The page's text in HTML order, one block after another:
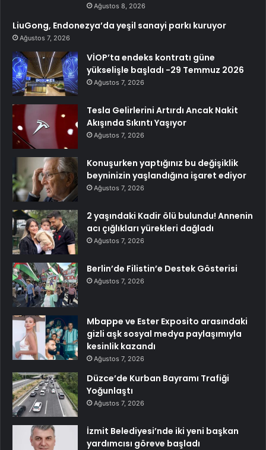
Ağustos 8, 2026
LiuGong, Endonezya’da yeşil sanayi parkı kuruyor
Ağustos 7, 2026
VİOP’ta endeks kontratı güne
yükselişle başladı -29 Temmuz 2026
Ağustos 7, 2026
Tesla Gelirlerini Artırdı Ancak Nakit
Akışında Sıkıntı Yaşıyor
Ağustos 7, 2026
Konuşurken yaptığınız bu değişiklik
beyninizin yaşlandığına işaret ediyor
Ağustos 7, 2026
2 yaşındaki Kadir ölü bulundu! Annenin
acı çığlıkları yürekleri dağladı
Ağustos 7, 2026
Berlin’de Filistin’e Destek Gösterisi
Ağustos 7, 2026
Mbappe ve Ester Exposito arasındaki
gizli aşk sosyal medya paylaşımıyla
kesinlik kazandı
Ağustos 7, 2026
Düzce’de Kurban Bayramı Trafiği
Yoğunlaştı
Ağustos 7, 2026
İzmit Belediyesi’nde iki yeni başkan
yardımcısı göreve başladı